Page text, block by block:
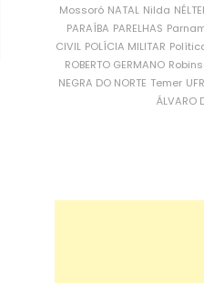
Mossoró NATAL Nilda
PARAÍBA PARELHAS
CIVIL POLÍCIA MILITAR
ROBERTO GERMANO
NEGRA DO NORTE Temer
ÁLVARO